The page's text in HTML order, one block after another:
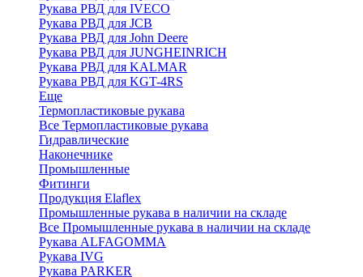
Рукава РВД для IVECO
Рукава РВД для JCB
Рукава РВД для John Deere
Рукава РВД для JUNGHEINRICH
Рукава РВД для KALMAR
Рукава РВД для KGT-4RS
Еще
Термопластиковые рукава
Все Термопластиковые рукава
Гидравлические
Наконечнике
Промышленные
Фитинги
Продукция Elaflex
Промышленные рукава в наличии на складе
Все Промышленные рукава в наличии на складе
Рукава ALFAGOMMA
Рукава IVG
Рукава PARKER